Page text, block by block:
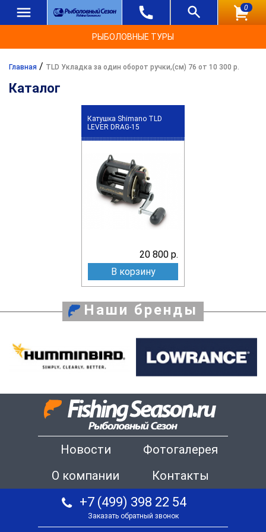
0
РЫБОЛОВНЫЕ ТУРЫ
Главная / TLD Укладка за один оборот ручки,(см) 76 от 10 300 р.
Каталог
Катушка Shimano TLD
LEVER DRAG-15
20 800 р.
В корзину
Наши бренды
Новости
Фотогалерея
О компании
Контакты
+7 (499) 398 22 54
Заказать обратный звонок